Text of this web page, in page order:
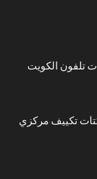
تلفون الكويت
تكييف مركزي